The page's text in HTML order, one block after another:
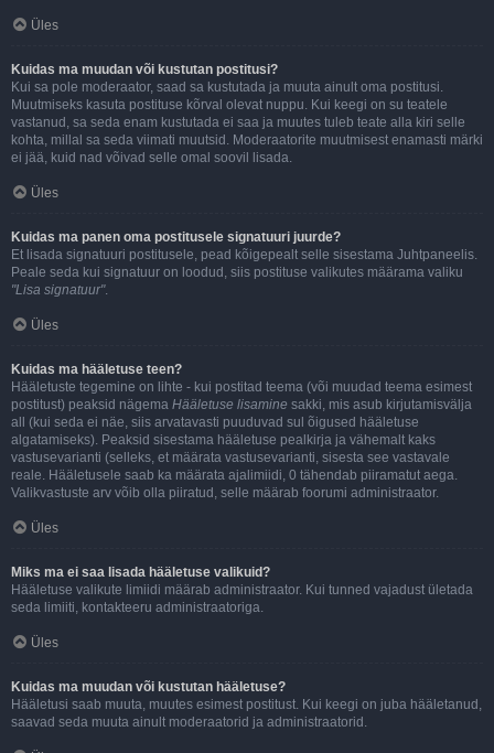
Üles
Kuidas ma muudan või kustutan postitusi?
Kui sa pole moderaator, saad sa kustutada ja muuta ainult oma postitusi.
Muutmiseks kasuta postituse kõrval olevat nuppu. Kui keegi on su teatele
vastanud, sa seda enam kustutada ei saa ja muutes tuleb teate alla kiri selle
kohta, millal sa seda viimati muutsid. Moderaatorite muutmisest enamasti märki
ei jää, kuid nad võivad selle omal soovil lisada.
Üles
Kuidas ma panen oma postitusele signatuuri juurde?
Et lisada signatuuri postitusele, pead kõigepealt selle sisestama Juhtpaneelis.
Peale seda kui signatuur on loodud, siis postituse valikutes määrama valiku
"Lisa signatuur".
Üles
Kuidas ma hääletuse teen?
Hääletuste tegemine on lihte - kui postitad teema (või muudad teema esimest
postitust) peaksid nägema Hääletuse lisamine sakki, mis asub kirjutamisvälja
all (kui seda ei näe, siis arvatavasti puuduvad sul õigused hääletuse
algatamiseks). Peaksid sisestama hääletuse pealkirja ja vähemalt kaks
vastusevarianti (selleks, et määrata vastusevarianti, sisesta see vastavale
reale. Hääletusele saab ka määrata ajalimiidi, 0 tähendab piiramatut aega.
Valikvastuste arv võib olla piiratud, selle määrab foorumi administraator.
Üles
Miks ma ei saa lisada hääletuse valikuid?
Hääletuse valikute limiidi määrab administraator. Kui tunned vajadust ületada
seda limiiti, kontakteeru administraatoriga.
Üles
Kuidas ma muudan või kustutan hääletuse?
Hääletusi saab muuta, muutes esimest postitust. Kui keegi on juba hääletanud,
saavad seda muuta ainult moderaatorid ja administraatorid.